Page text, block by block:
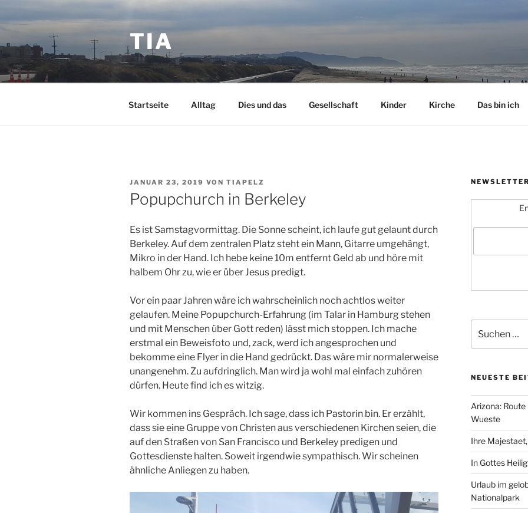
Inhalt
springen
TIA
Startseite Alltag Dies und das Gesellschaft Kinder Kirche Das bin ich
VERÖFFENTLICHT
AM
JANUAR 23, 2019 VON TIAPELZ
Popupchurch in Berkeley
Es ist Samstagvormittag. Die Sonne scheint, ich laufe gut gelaunt durch
Berkeley. Auf dem zentralen Platz steht ein Mann, Gitarre umgehängt,
Mikro in der Hand. Ich hebe keine 10m entfernt Geld ab und höre mit
halbem Ohr zu, wie er über Jesus predigt.
Vor ein paar Jahren wäre ich wahrscheinlich noch achtlos weiter
gelaufen. Meine Popupchurch-Erfahrung (im Talar in Hamburg stehen
und mit Menschen über Gott reden) lässt mich stoppen. Ich mache
erstmal ein Beweisfoto und, zack, werd ich angesprochen und
bekomme eine Flyer in die Hand gedrückt. Das wäre mir normalerweise
unangenehm. Zu aufdringlich. Man wird ja wohl mal einfach zuhören
dürfen. Heute find ich es witzig.
Wir kommen ins Gespräch. Ich sage, dass ich Pastorin bin. Er erzählt,
dass sie eine Gruppe von Christen aus verschiedenen Kirchen seien, die
auf den Straßen von San Francisco und Berkeley predigen und
Gottesdienste halten. Soweit irgendwie sympathisch. Wir scheinen
ähnliche Anliegen zu haben.
NEWSLETTER
nach:
NEUESTE
Arizona:
Wueste
Ihre
In Gottes
Urlaub im
Nationalpark